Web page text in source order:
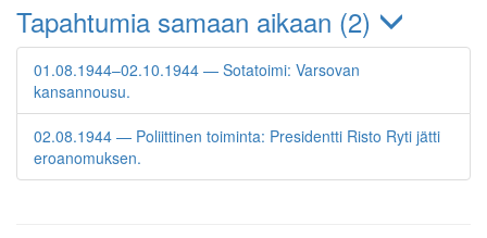
Tapahtumia samaan aikaan (2)
01.08.1944–02.10.1944 — Sotatoimi: Varsovan
kansannousu.
02.08.1944 — Poliittinen toiminta: Presidentti Risto Ryti jätti
eroanomuksen.